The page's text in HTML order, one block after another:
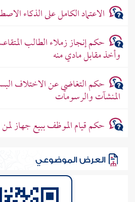
الاعتماد الكامل على الذكاء
حكم إنجاز زملاء الطالب
وأخذ مقابل مادي منه
حكم التغاضي عن الاختلاف
المنشآت والرسومات
حكم قيام الموظف ببيع جهاز
العرض الموضوعي